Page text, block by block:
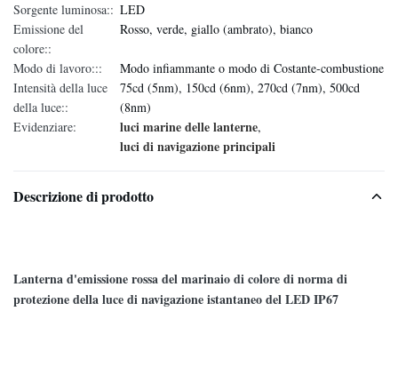
Sorgente luminosa:: LED
Emissione del
colore::
Rosso, verde, giallo (ambrato), bianco
Modo di lavoro:::
Modo infiammante o modo di Costante-combustione
Intensità della luce
della luce::
75cd (5nm), 150cd (6nm), 270cd (7nm), 500cd
(8nm)
Evidenziare:
luci marine delle lanterne,
luci di navigazione principali
Descrizione di prodotto
Lanterna d'emissione rossa del marinaio di colore di norma di
protezione della luce di navigazione istantaneo del LED IP67